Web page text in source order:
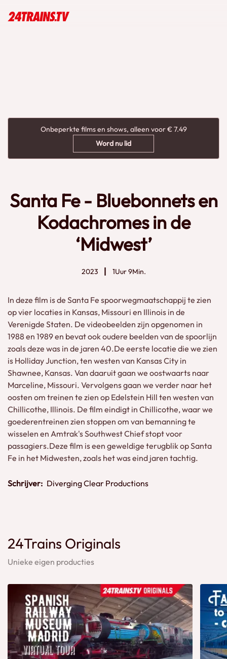
Onbeperkte films en shows, alleen voor € 7.49
Word nu lid
Santa Fe - Bluebonnets en
Kodachromes in de
‘Midwest’
2023 1Uur 9Min.
In deze film is de Santa Fe spoorwegmaatschappij te zien
op vier locaties in Kansas, Missouri en Illinois in de
Verenigde Staten. De videobeelden zijn opgenomen in
1988 en 1989 en bevat ook oudere beelden van de spoorlijn
zoals deze was in de jaren 40.De eerste locatie die we zien
is Holliday Junction, ten westen van Kansas City in
Shawnee, Kansas. Van daaruit gaan we oostwaarts naar
Marceline, Missouri. Vervolgens gaan we verder naar het
oosten om treinen te zien op Edelstein Hill ten westen van
Chillicothe, Illinois. De film eindigt in Chillicothe, waar we
goederentreinen zien stoppen om van bemanning te
wisselen en Amtrak's Southwest Chief stopt voor
passagiers.Deze film is een geweldige terugblik op Santa
Fe in het Midwesten, zoals het was eind jaren tachtig.
Schrijver: Diverging Clear Productions
24Trains Originals
Unieke eigen producties